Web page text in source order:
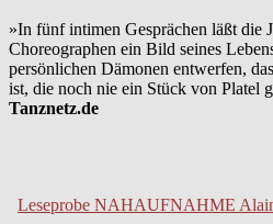
»In fünf intimen Gesprächen läßt die
Choreographen ein Bild seines
persönlichen Dämonen entwerfen,
ist, die noch nie ein Stück von Platel
Tanznetz.de
Leseprobe NAHAUFNAHME